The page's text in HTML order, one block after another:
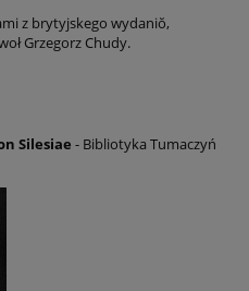
z brytyjskego wydaniŏ,
Grzegorz Chudy.
Silesiae - Bibliotyka Tumaczyń